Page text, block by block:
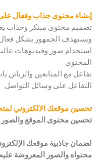
إنشاء محتوى جذاب وفعال
تصميم محتوى مبتكر وجذاب
ويستهدف الجمهور بشكل
استخدام صور وفيديوهات
المحتوى
تفاعل مع المتابعين والزبائن
التفاعل على وسائل التواصل
تحسين موقعك الالكتروني
تحسين محتوى الموقع والصور
لضمان جاذبية موقعك
محتواه والصور المعروضة